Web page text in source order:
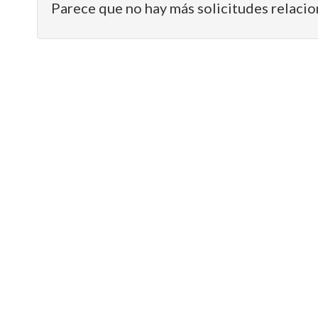
Parece que no hay más solicitudes